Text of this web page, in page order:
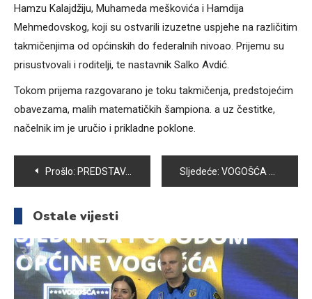
Hamzu Kalajdžiju, Muhameda meškovića i Hamdija
Mehmedovskog, koji su ostvarili izuzetne uspjehe na različitim
takmičenjima od općinskih do federalnih nivoao. Prijemu su
prisustvovali i roditelji, te nastavnik Salko Avdić.
Tokom prijema razgovarano je toku takmičenja, predstojećim
obavezama, malih matematičkih šampiona. a uz čestitke,
načelnik im je uručio i prikladne poklone.
Navigacija
članaka
Prošlo: PREDSTAVA “ŽIRANTI” ODUŠEVILA PUBLIKU U VOGOŠĆI Sljedeće: VOGOŠĆA NOĆAS U BOJAMA REPREZENTACIJE BiH
Ostale vijesti